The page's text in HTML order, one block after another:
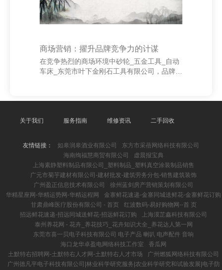
商场营销：擢升品牌竞争力的计谋
在竞争热烈的商场环境中砂轮_五金工具_自动
车床_东莞市叶下金刚石工具有限公司，品牌竞
度，还能增强消耗者对品牌的招供感和至心
础。企业应通过商场调研明确见识客户群体，
品与管事计谋。只好精确定位，才能在浩大品
牌中脱颖而出。 其次，打造独到的品牌形象至
关波折。品牌不单是是称呼或象征，更是消耗
者心中的领路与神思流通。通过一致的视觉打
算、品牌故事和价
关于我们 服务指南 维修资讯 二手回收
友情链接： 如皋润皋酒业有限公司
东方市采蓓网络科技有限公司
海南绚福慧商贸有限公司
虚晨报宝典
上海素静塑料制品有限公司_塑料制品_塑料真空涂装制品销售
广元市菊芋建材有限公司-建材批发-建筑劳务分包-销售建筑装饰
广州盈正信息技术有限公司
徐州蓝剑房产营销策划有限公司
华精星座网-华精运势网-华精运程网
金寨鲜花速递-金寨同城送鲜花-金寨鲜花订购
甘肃鼎峰医疗股份有限公司 - 首页
红波数码-易好购物网--首 页
招远鲜花速递-招远同城送鲜花-招远鲜花订购
上海漠芷鑫科技有限公司
泰州养花网 - 花卉_养花技巧_花卉知识大全_养花达人第一网
东莞市喜一贝电子科技有限公司 电子产品 喇叭 电声配件 音响
海口龙华卓盈电网络科技工作室
香瓜网
土默特右招聘网-土默特右人才网-土默特右人才市场
广州燃狐网络科技有限公司
广州德凡平电子科技有限公司|林业科学研究服务|农业科学研究和试验发展|电子防